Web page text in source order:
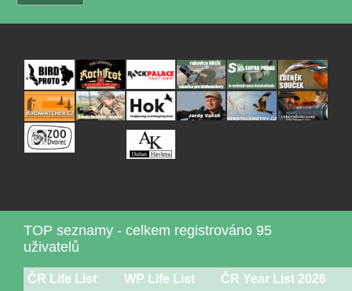
TOP seznamy - celkem registrováno 95
uživatelů
ČR Life List WP Life List ČR Year List 2026